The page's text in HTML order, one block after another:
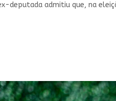
deputada admitiu que, na